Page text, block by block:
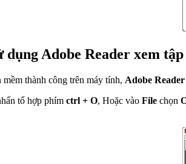
dụng Adobe Reader xem
thành công trên máy tính, Adobe Reader
tổ hợp phím ctrl + O, Hoặc vào File chọn